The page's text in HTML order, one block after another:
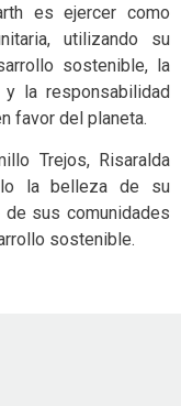
es ejercer como
utilizando su
sostenible, la
la responsabilidad
favor del planeta.
Trejos, Risaralda
la belleza de su
sus comunidades
sostenible.